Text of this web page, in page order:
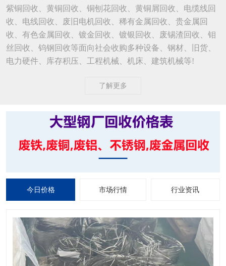
紫铜回收、黄铜回收、铜刨花回收、黄铜屑回收、电缆线回
收、电线回收、废旧电机回收、稀有金属回收、贵金属回
收、有色金属回收、镀金回收、镀银回收、废锡渣回收、钼
丝回收、钨钢回收等面向社会收购多种设备、钢材、旧货、
电力硬件、库存积压、工程机械、机床、建筑机械等!
了解更多
今日价格 市场行情 行业资讯